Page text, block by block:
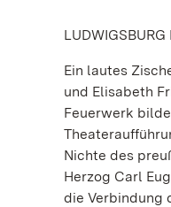
LUDWIGSBURG
Ein lautes
und Elisabeth
Feuerwerk
Nichte des
Herzog Carl
die Verbindung